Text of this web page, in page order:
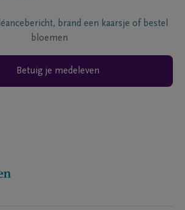
brand een kaarsje of bestel
bloemen
Betuig je medeleven